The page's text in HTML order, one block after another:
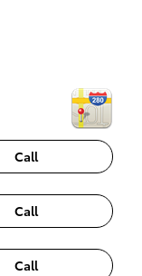
Call
Call
Call